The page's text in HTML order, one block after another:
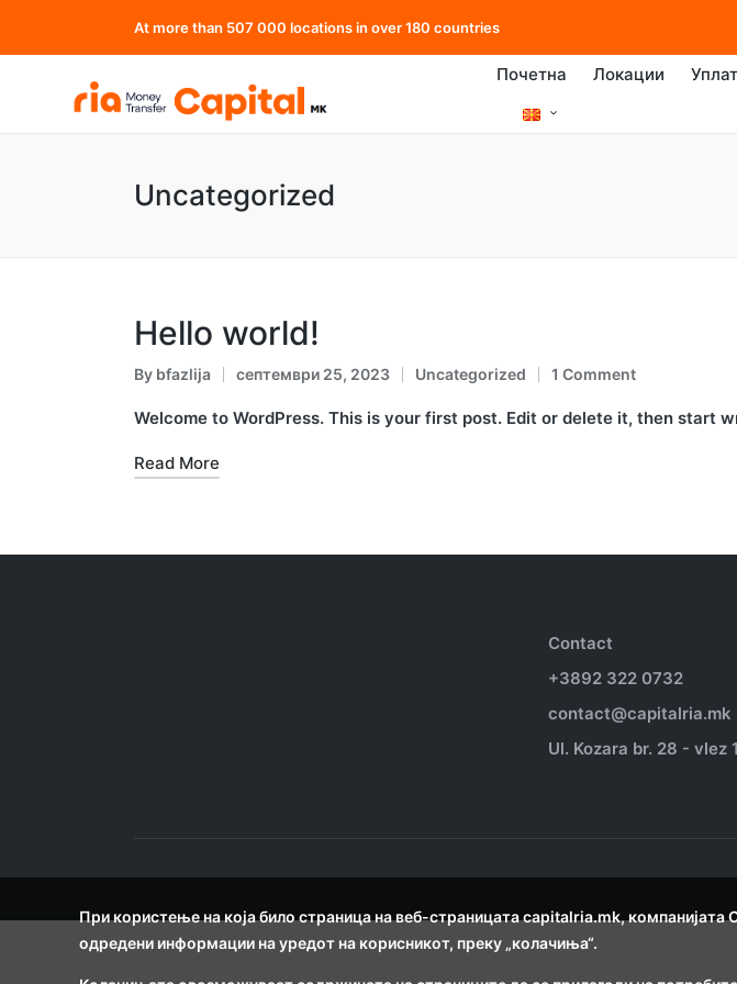
At more than 507 000 locations in over 180 countries
Почетна Локации
Uncategorized
Hello world!
Posted
by
By bfazlija септември 25, 2023
Posted
in
Uncategorized 1 Comment
Welcome to WordPress. This is your first post. Edit or delete it, then start
Read More
Contact
+3892 322 0732
contact@capitalria.mk
Ul. Kozara br. 28 - vlez
При користење на која било страница на веб-страницата capitalria.mk,
одредени информации на уредот на корисникот, преку „колачиња“.